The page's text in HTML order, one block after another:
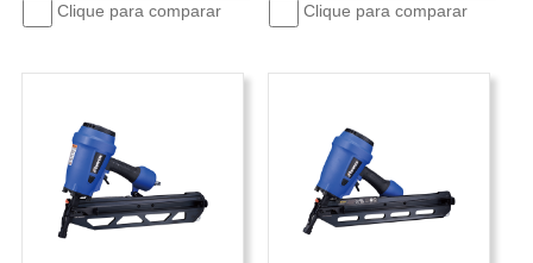
Clique para comparar Clique para comparar